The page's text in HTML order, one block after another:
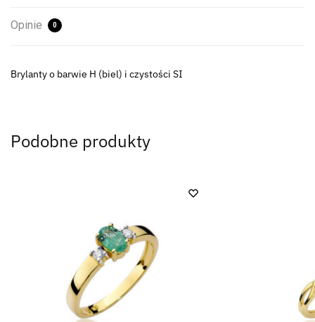
Opinie 0
Brylanty o barwie H (biel) i czystości SI
Podobne produkty